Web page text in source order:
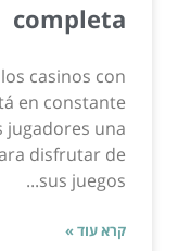
completa
casinos con
en constante
jugadores una
disfrutar de
sus juegos...
קרא עוד »